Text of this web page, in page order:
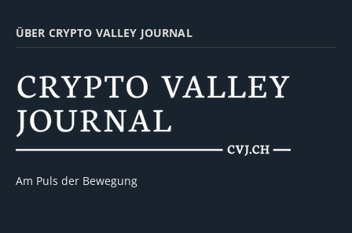
ÜBER CRYPTO VALLEY JOURNAL
Am Puls der Bewegung